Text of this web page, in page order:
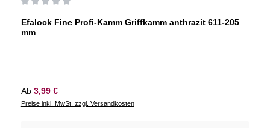
Efalock Fine Profi-Kamm Griffkamm anthrazit 611-205
mm
Regulärer Preis:
Ab 3,99 €
Preise inkl. MwSt. zzgl. Versandkosten